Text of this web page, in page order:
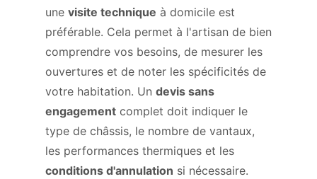
une visite technique à domicile est
préférable. Cela permet à l'artisan de bien
comprendre vos besoins, de mesurer les
ouvertures et de noter les spécificités de
votre habitation. Un devis sans
engagement complet doit indiquer le
type de châssis, le nombre de vantaux,
les performances thermiques et les
conditions d'annulation si nécessaire.